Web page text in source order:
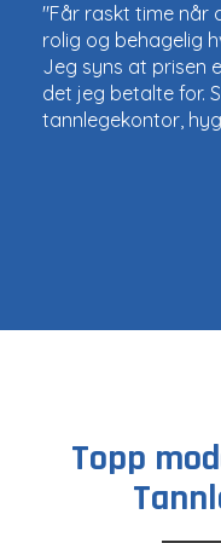
"Får raskt time når
rolig og behagelig
Jeg syns at prisen
det jeg betalte for.
tannlegekontor,
Topp